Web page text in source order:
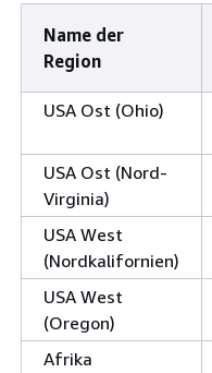
Name der
Region
USA Ost (Ohio)
USA Ost (Nord-
Virginia)
USA West
(Nordkalifornien)
USA West
(Oregon)
Afrika